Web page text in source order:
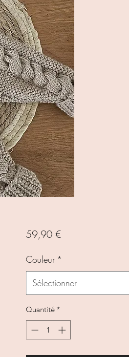
59,90 €Prix
Couleur *
Sélectionner
Quantité *